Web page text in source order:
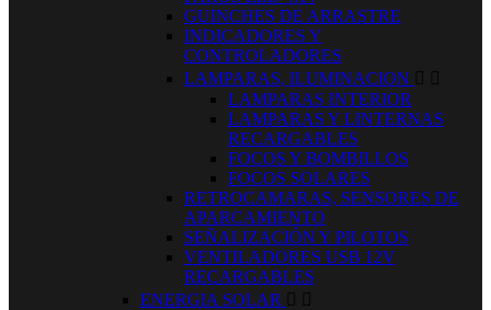
GUINCHES DE ARRASTRE
INDICADORES Y
CONTROLADORES
LAMPARAS, ILUMINACION  
LAMPARAS INTERIOR
LAMPARAS Y LINTERNAS
RECARGABLES
FOCOS Y BOMBILLOS
FOCOS SOLARES
RETROCAMARAS, SENSORES DE
APARCAMIENTO
SEÑALIZACIÓN Y PILOTOS
VENTILADORES USB 12V
RECARGABLES
ENERGIA SOLAR  